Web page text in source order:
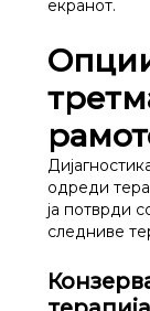
екранот.
одреди
ја потврди
следниве